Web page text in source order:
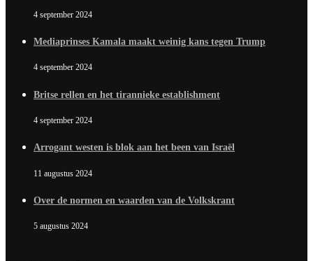
4 september 2024
Mediaprinses Kamala maakt weinig kans tegen Trump
4 september 2024
Britse rellen en het tirannieke establishment
4 september 2024
Arrogant westen is blok aan het been van Israël
11 augustus 2024
Over de normen en waarden van de Volkskrant
5 augustus 2024